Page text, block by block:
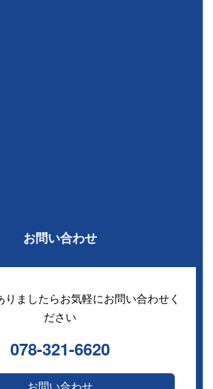
お問い合わせ
りましたらお気軽にお問い合わせく
ださい
078-321-6620